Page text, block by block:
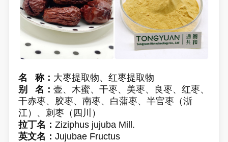
名 称： 大枣提取物、红枣提取物
别 名： 壶、木蜜、干枣、美枣、良枣、红枣、
干赤枣、胶枣、南枣、白蒲枣、半官枣（浙
江）、刺枣（四川）
拉丁名： Ziziphus jujuba Mill.
英文名： Jujubae Fructus